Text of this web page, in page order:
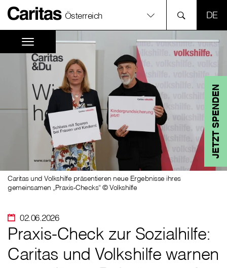
Österreich
JETZT SPENDEN
02.06.2026
Caritas und Volkshilfe präsentieren neue Ergebnisse ihres
gemeinsamen „Praxis-Checks“ © Volkshilfe
Praxis-Check zur Sozialhilfe:
Caritas und Volkshilfe warnen